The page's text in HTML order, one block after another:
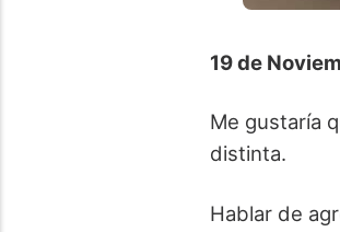
19 de
Me gustaría
distinta.
Hablar de